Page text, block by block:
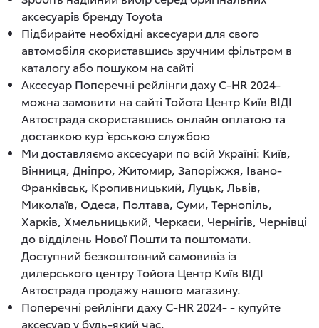
аксесуарів бренду Toyota
Підбирайте необхідні аксесуари для свого
автомобіля скориставшись зручним фільтром в
каталогу або пошуком на сайті
Аксесуар Поперечні рейлінги даху C-HR 2024-
можна замовити на сайті Тойота Центр Київ ВІДІ
Автострада скориставшись онлайн оплатою та
доставкою кур`єрською службою
Ми доставляємо аксесуари по всій Україні: Київ,
Вінниця, Дніпро, Житомир, Запоріжжя, Івано-
Франківськ, Кропивницький, Луцьк, Львів,
Миколаїв, Одеса, Полтава, Суми, Тернопіль,
Харків, Хмельницький, Черкаси, Чернігів, Чернівці
до відділень Нової Пошти та поштомати.
Доступний безкоштовний самовивіз із
дилерського центру Тойота Центр Київ ВІДІ
Автострада продажу нашого магазину.
Поперечні рейлінги даху C-HR 2024- - купуйте
аксесуар у будь-який час.